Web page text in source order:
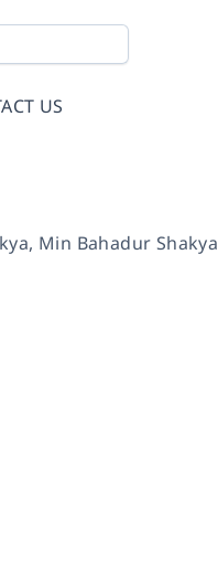
US
, Min Bahadur Shakya